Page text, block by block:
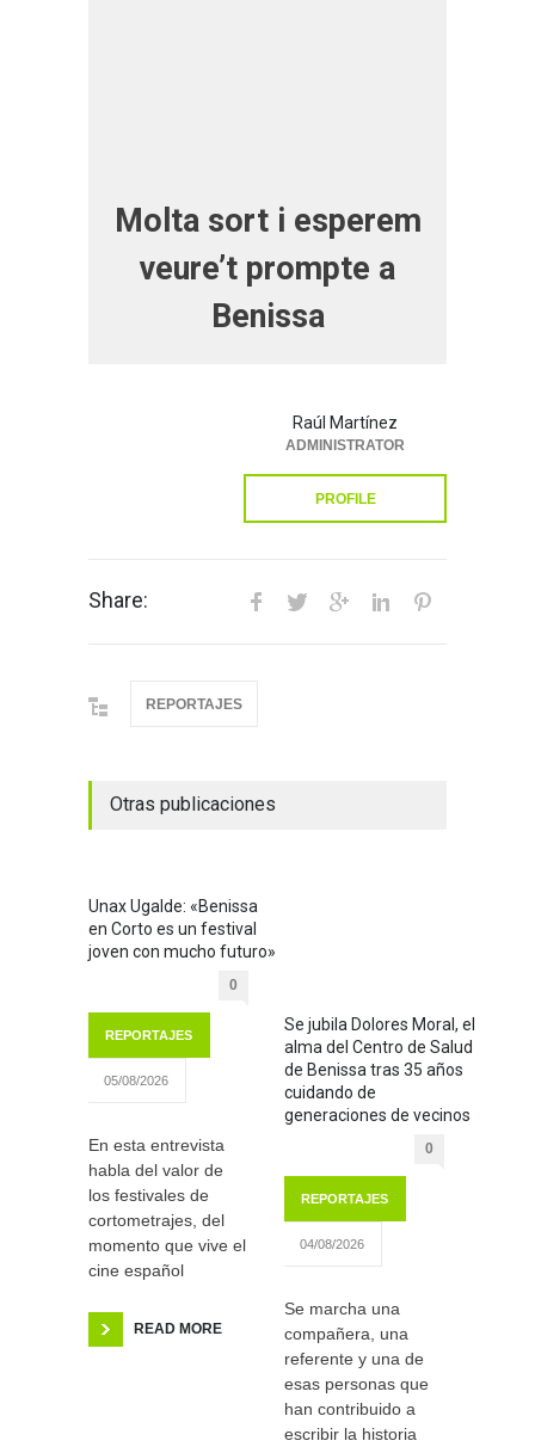
Molta sort i esperem
veure’t prompte a
Benissa
Raúl Martínez
ADMINISTRATOR
PROFILE
Share:
REPORTAJES
Otras publicaciones
Unax Ugalde: «Benissa
en Corto es un festival
joven con mucho futuro»
0
REPORTAJES
05/08/2026
En esta entrevista
habla del valor de
los festivales de
cortometrajes, del
momento que vive el
cine español
READ MORE
Se jubila Dolores Moral, el
alma del Centro de Salud
de Benissa tras 35 años
cuidando de
generaciones de vecinos
0
REPORTAJES
04/08/2026
Se marcha una
compañera, una
referente y una de
esas personas que
han contribuido a
escribir la historia